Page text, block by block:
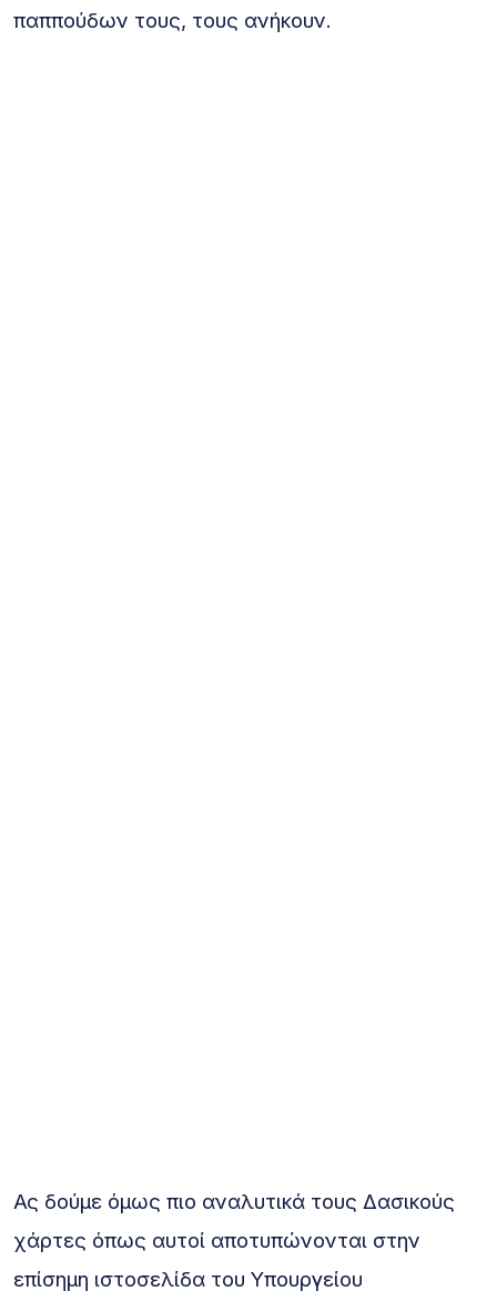
παππούδων τους, τους ανήκουν.
Ας δούμε όμως πιο αναλυτικά τους Δασικούς
χάρτες όπως αυτοί αποτυπώνονται στην
επίσημη ιστοσελίδα του Υπουργείου